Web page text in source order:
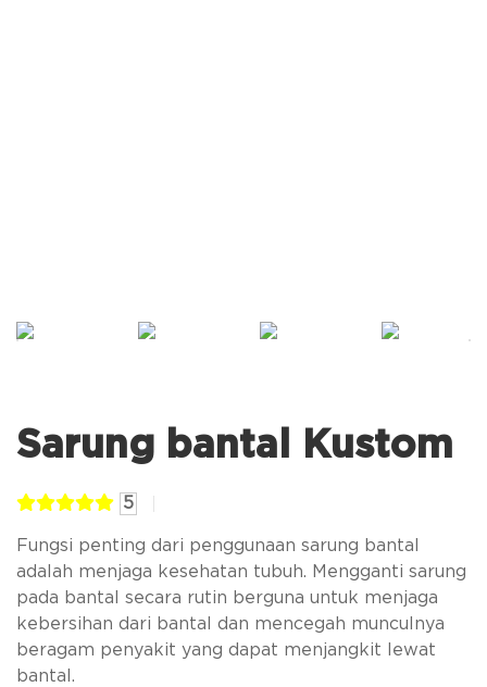
Sarung bantal Kustom
5
Fungsi penting dari penggunaan sarung bantal
adalah menjaga kesehatan tubuh. Mengganti sarung
pada bantal secara rutin berguna untuk menjaga
kebersihan dari bantal dan mencegah munculnya
beragam penyakit yang dapat menjangkit lewat
bantal.